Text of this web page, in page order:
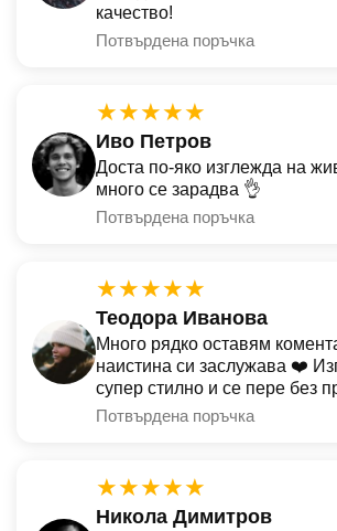
качество!
Потвърдена поръчка
★★★★★
Иво Петров
Доста по-яко изглежда на
много се зарадва 👌
Потвърдена поръчка
★★★★★
Теодора Иванова
Много рядко оставям
наистина си заслужава ❤️
супер стилно и се пере без
Потвърдена поръчка
★★★★★
Никола Димитров